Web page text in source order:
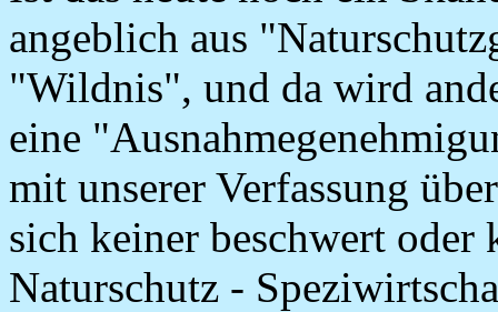
angeblich aus
"Wildnis", und da wird
eine
mit unserer Verfassung
sich keiner beschwert oder
Naturschutz -